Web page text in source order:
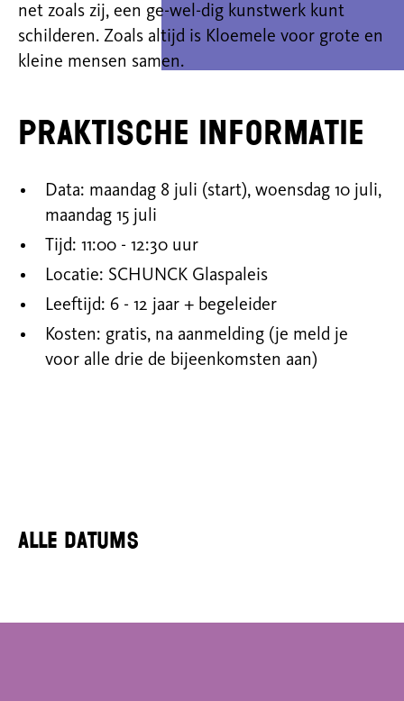
net zoals zij, een ge-wel-dig kunstwerk kunt
schilderen. Zoals altijd is Kloemele voor grote en
kleine mensen samen.
Praktische informatie
Data: maandag 8 juli (start), woensdag 10 juli,
maandag 15 juli
Tijd: 11:00 - 12:30 uur
Locatie: SCHUNCK Glaspaleis
Leeftijd: 6 - 12 jaar + begeleider
Kosten: gratis, na aanmelding (je meld je
voor alle drie de bijeenkomsten aan)
Alle datums